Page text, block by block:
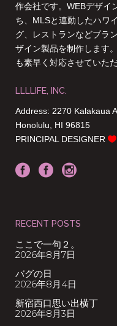
作会社です。WEBデザイ
ち、MLSと連動したハワ
グ、レストランなどブラ
ザイン製品を制作します
も素早く対応させていた
LLLLIFE, INC.
Address: 2270 Kalakaua
Honolulu, HI 96815
PRINCIPAL DESIGNER
RECENT POSTS
ここで一句２。
2026年8月7日
バグの日
2026年8月4日
新宿西口思い出横丁
2026年8月3日